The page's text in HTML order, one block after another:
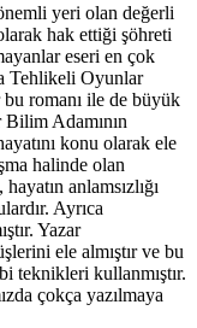
yeri olan değerli
hak ettiği şöhreti
eseri en çok
Tehlikeli Oyunlar
romanı ile de büyük
Bilim Adamının
konu olarak ele
halinde olan
anlamsızlığı
Ayrıca
Yazar
ele almıştır ve bu
teknikleri kullanmıştır.
çokça yazılmaya